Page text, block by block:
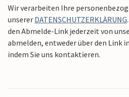
Wir verarbeiten Ihre
unserer DATENSCHUTZERKLÄRUNG
den Abmelde-Link jederzeit von
abmelden, entweder über den Link
indem Sie uns kontaktieren.